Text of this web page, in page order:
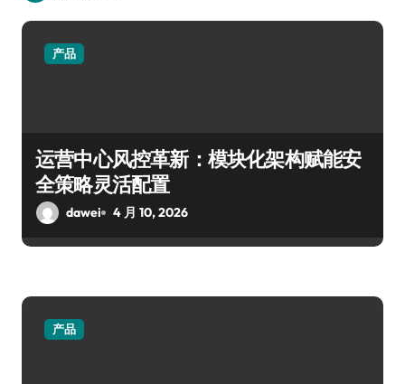
产品
运营中心风控革新：模块化架构赋能安
全策略灵活配置
dawei 4 月 10, 2026
产品